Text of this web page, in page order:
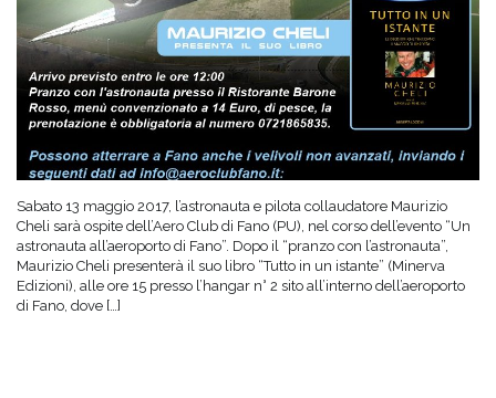
Sabato 13 maggio 2017, l’astronauta e pilota collaudatore Maurizio
Cheli sarà ospite dell’Aero Club di Fano (PU), nel corso dell’evento “Un
astronauta all’aeroporto di Fano”. Dopo il “pranzo con l’astronauta”,
Maurizio Cheli presenterà il suo libro “Tutto in un istante” (Minerva
Edizioni), alle ore 15 presso l’hangar n° 2 sito all’interno dell’aeroporto
di Fano, dove […]